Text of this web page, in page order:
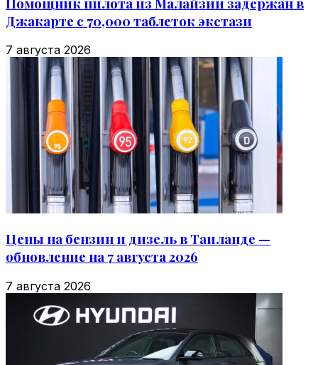
Джакарте с 70,000 таблеток экстази
7 августа 2026
Цены на бензин и дизель в Таиланде —
обновление на 7 августа 2026
7 августа 2026